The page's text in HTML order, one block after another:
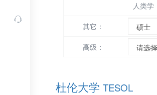
人类学
其它：
高级：
杜伦大学 TESOL